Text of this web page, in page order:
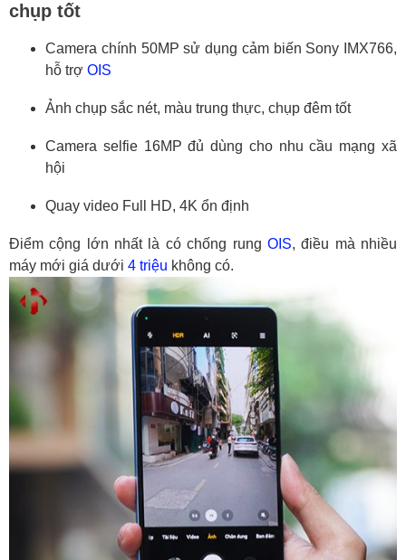
chụp tốt
Camera chính 50MP sử dụng cảm biến Sony IMX766,
hỗ trợ OIS
Ảnh chụp sắc nét, màu trung thực, chụp đêm tốt
Camera selfie 16MP đủ dùng cho nhu cầu mạng xã
hội
Quay video Full HD, 4K ổn định
Điểm cộng lớn nhất là có chống rung OIS, điều mà nhiều
máy mới giá dưới 4 triệu không có.